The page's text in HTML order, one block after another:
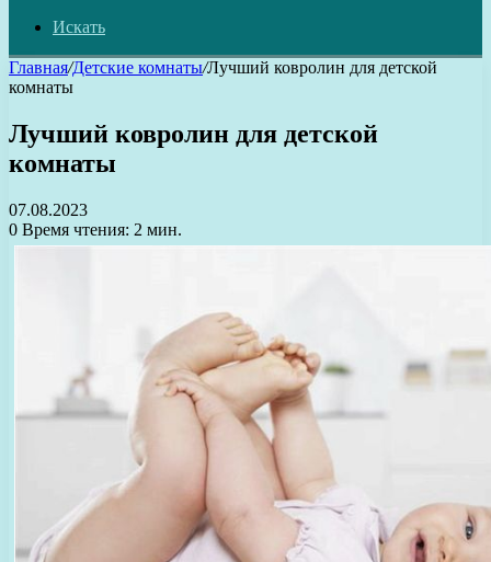
Искать
Главная/Детские комнаты/Лучший ковролин для детской
комнаты
Лучший ковролин для детской
комнаты
07.08.2023
0 Время чтения: 2 мин.